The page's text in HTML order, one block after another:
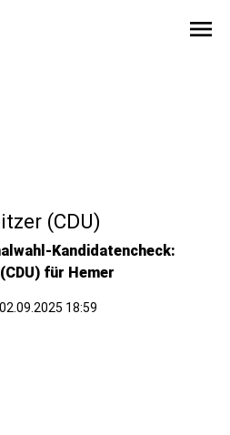
menu
(CDU)
Kandidatencheck:
für Hemer
18:59